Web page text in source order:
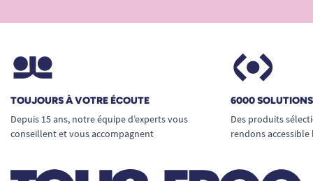
TOUJOURS À VOTRE ÉCOUTE
Depuis 15 ans, notre équipe d’experts vous
conseillent et vous accompagnent
6000
Des produits
rendons